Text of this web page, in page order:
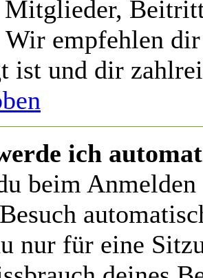
Mitglieder,
empfehlen
ist und dir
ich
beim
nur für eine